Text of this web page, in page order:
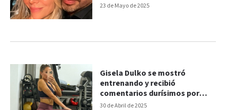
23 de Mayo de 2025
30 de Abril de 2025
Gisela Dulko se mostró
entrenando y recibió
comentarios durísimos por
Fernando Gago